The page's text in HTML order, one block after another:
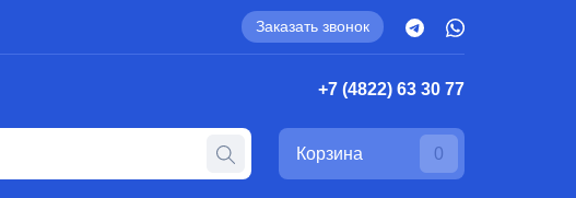
Заказать звонок
+7 (4822) 63 30 77
Корзина 0